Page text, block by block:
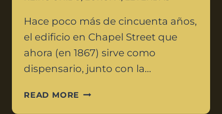
Hace poco más de cincuenta años,
el edificio en Chapel Street que
ahora (en 1867) sirve como
dispensario, junto con la…
READ MORE